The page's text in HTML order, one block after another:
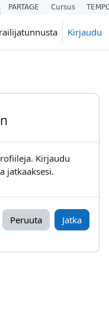
Kirjaudu
Kirjaudu
jatkaaksesi.
Peruuta Jatka
PARTAGE Cursus